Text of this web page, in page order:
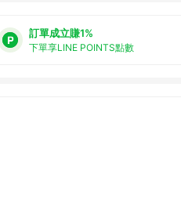
訂單成立賺1%
下單享LINE POINTS點數